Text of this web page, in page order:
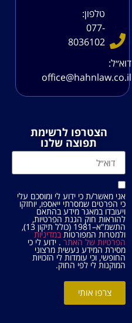
טלפון:
077-
8036102
דוא׳׳ל:
office@hahnlaw.co.il
הצטרפו לרשימת
תפוצה שלנו
אני מאשר/ת כי ידוע לי ומוסכם עלי
כי הפרטים שמסרתי ייאספו, יוחזקו
ויעובדו במאגר מידע בהתאם
להוראות חוק הגנת הפרטיות,
התשמ"א–1981 (כולל תיקון 13),
ולמטרות המפורטותבמדיניות
הפרטיות של האתר . ידוע לי כי
מסירת המידע נעשית מרצוני
החופשי, וכי עומדות לי הזכויות
המוקנות לי לפי החוק.
צרפו אותי